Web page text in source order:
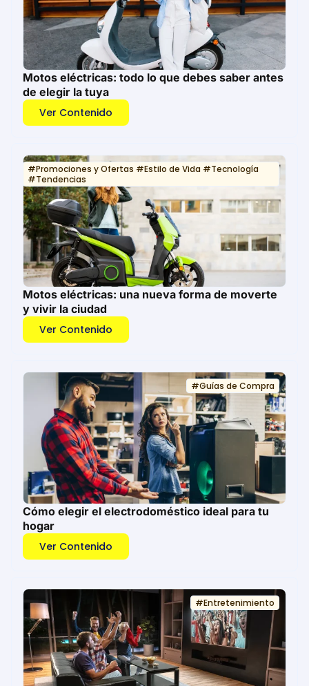
Motos eléctricas: todo lo que debes saber antes
de elegir la tuya
Ver Contenido
#Promociones y Ofertas #Estilo de Vida #Tecnología
#Tendencias
Motos eléctricas: una nueva forma de moverte
y vivir la ciudad
Ver Contenido
#Guías de Compra
Cómo elegir el electrodoméstico ideal para tu
hogar
Ver Contenido
#Entretenimiento